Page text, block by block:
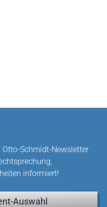
Schmidt-Newsletter
informiert!
Auswahl